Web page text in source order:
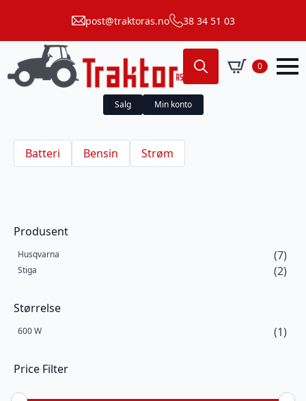
post@traktoras.no 38 34 51 03
Search
for:
0
Salg Min konto
Batteri Bensin Strøm
Produsent
Husqvarna (7)
Stiga (2)
Størrelse
600 W (1)
Price Filter